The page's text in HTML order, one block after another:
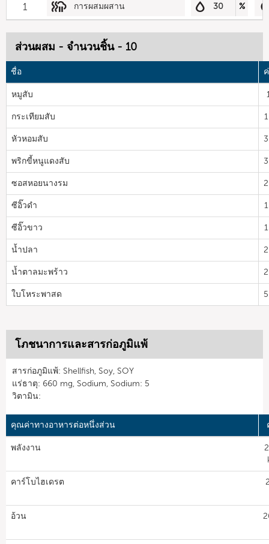
1 การผสมผสาน 30 %
ส่วนผสม - จำนวนชิ้น - 10
ชื่อ
หมูสับ
กระเทียมสับ
หัวหอมสับ
พริกขี้หนูแดงสับ
ซอสหอยนางรม
ซีอิ๊วดำ
ซีอิ๊วขาว
น้ำปลา
น้ำตาลมะพร้าว
ใบโหระพาสด
โภชนาการและสารก่อภูมิแพ้
สารก่อภูมิแพ้: Shellfish, Soy, SOY
แร่ธาตุ: 660 mg, Sodium, Sodium: 5
วิตามิน:
คุณค่าทางอาหารต่อหนึ่งส่วน
พลังงาน
คาร์โบไฮเดรต
อ้วน